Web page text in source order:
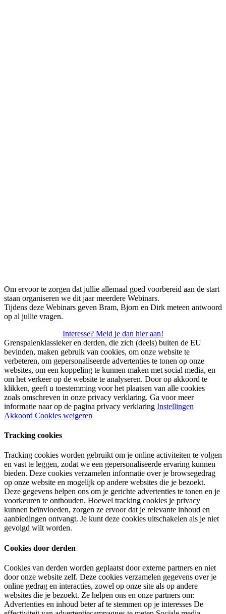
Om ervoor te zorgen dat jullie allemaal goed voorbereid aan de start
staan organiseren we dit jaar meerdere Webinars.
Tijdens deze Webinars geven Bram, Bjorn en Dirk meteen antwoord
op al jullie vragen.
Interesse? Meld je dan hier aan!
Grenspalenklassieker en derden, die zich (deels) buiten de EU
bevinden, maken gebruik van cookies, om onze website te
verbeteren, om gepersonaliseerde advertenties te tonen op onze
websites, om een koppeling te kunnen maken met social media, en
om het verkeer op de website te analyseren. Door op akkoord te
klikken, geeft u toestemming voor het plaatsen van alle cookies
zoals omschreven in onze privacy verklaring. Ga voor meer
informatie naar op de pagina privacy verklaring Instellingen
Akkoord Cookies weigeren
Tracking cookies
Tracking cookies worden gebruikt om je online activiteiten te volgen
en vast te leggen, zodat we een gepersonaliseerde ervaring kunnen
bieden. Deze cookies verzamelen informatie over je browsegedrag
op onze website en mogelijk op andere websites die je bezoekt.
Deze gegevens helpen ons om je gerichte advertenties te tonen en je
voorkeuren te onthouden. Hoewel tracking cookies je privacy
kunnen beïnvloeden, zorgen ze ervoor dat je relevante inhoud en
aanbiedingen ontvangt. Je kunt deze cookies uitschakelen als je niet
gevolgd wilt worden.
Cookies door derden
Cookies van derden worden geplaatst door externe partners en niet
door onze website zelf. Deze cookies verzamelen gegevens over je
online gedrag en interacties, zowel op onze site als op andere
websites die je bezoekt. Ze helpen ons en onze partners om:
Advertenties en inhoud beter af te stemmen op je interesses De